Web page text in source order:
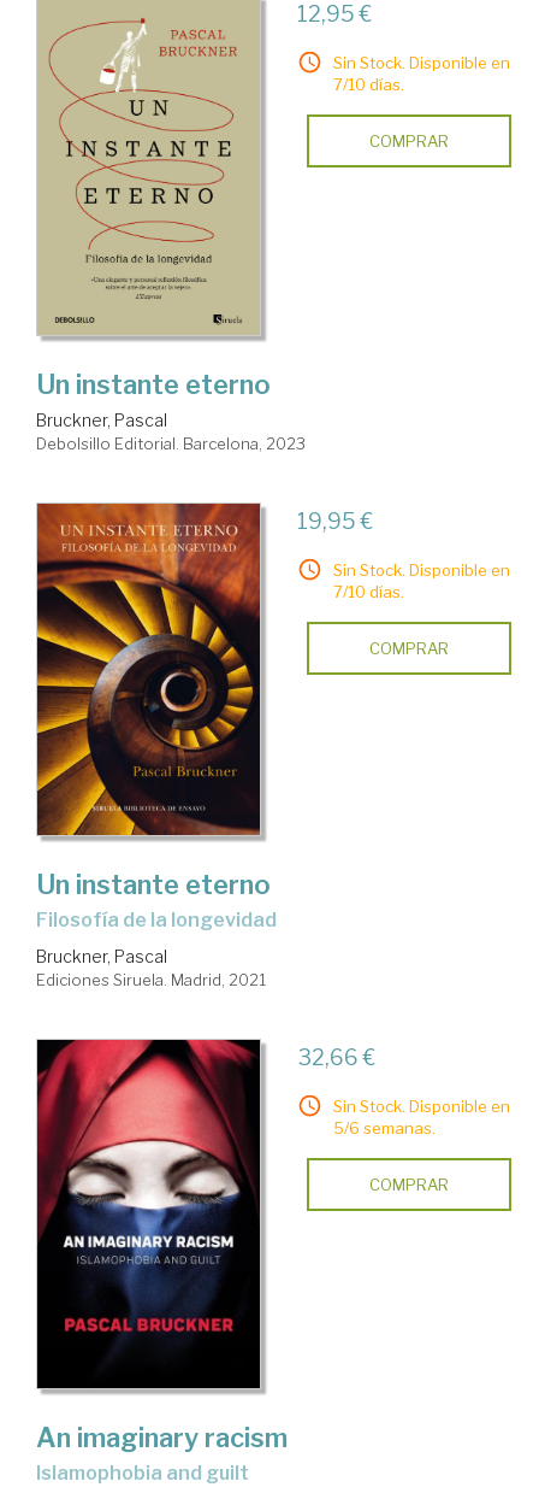
12,95 €
Sin Stock. Disponible en
7/10 días.
COMPRAR
Un instante eterno
Bruckner, Pascal
Debolsillo Editorial. Barcelona, 2023
19,95 €
Sin Stock. Disponible en
7/10 días.
COMPRAR
Un instante eterno
Filosofía de la longevidad
Bruckner, Pascal
Ediciones Siruela. Madrid, 2021
32,66 €
Sin Stock. Disponible en
5/6 semanas.
COMPRAR
An imaginary racism
islamophobia and guilt